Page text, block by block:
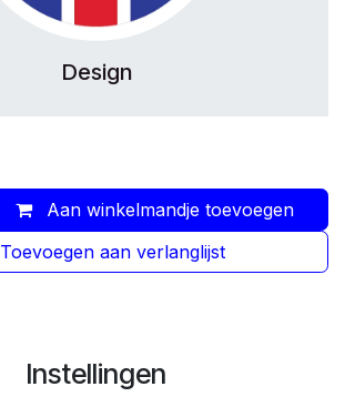
Design
Aan winkelmandje toevoegen
Toevoegen aan verlanglijst
Instellingen